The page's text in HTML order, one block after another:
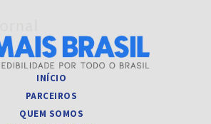
INÍCIO
PARCEIROS
QUEM SOMOS